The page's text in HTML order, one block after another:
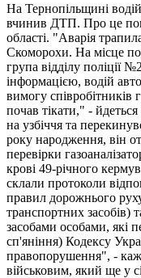
На Тернопільщині
вчинив ДТП. Про це
області. "Аварія
Скоморохи. На місце
група відділу поліції
інформацією, водій
вимогу співробітників
почав тікати," -
на узбіччя та
року народження, він
перевірки
крові 49-річного
склали протоколи
правил дорожнього
транспортних засобів)
засобами особами, які
сп'яніння) Кодексу
правопорушення", -
військовим, який ще у